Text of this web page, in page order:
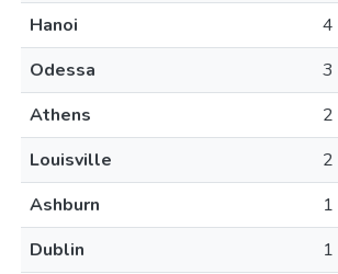
Hanoi
4
Odessa
3
Athens
2
Louisville
2
Ashburn
1
Dublin
1